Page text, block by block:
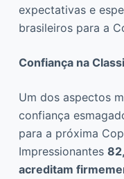
expectativas e
brasileiros para a
Confiança na
Um dos aspectos
confiança
para a próxima
Impressionantes
acreditam